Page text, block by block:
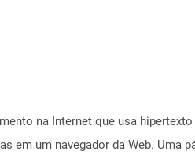
na Internet que usa
em um navegador da Web. Uma